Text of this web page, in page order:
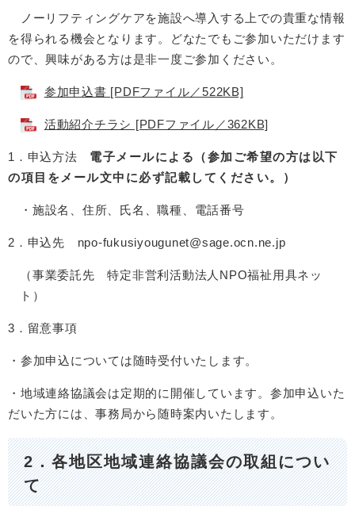
ノーリフティングケアを施設へ導入する上での貴重な情報
を得られる機会となります。どなたでもご参加いただけます
ので、興味がある方は是非一度ご参加ください。
参加申込書 [PDFファイル／522KB]
活動紹介チラシ [PDFファイル／362KB]
1．申込方法 電子メールによる（参加ご希望の方は以下
の項目をメール文中に必ず記載してください。）
・施設名、住所、氏名、職種、電話番号
2．申込先 npo-fukusiyougunet@sage.ocn.ne.jp
（事業委託先 特定非営利活動法人NPO福祉用具ネッ
ト）
3．留意事項
・参加申込については随時受付いたします。
・地域連絡協議会は定期的に開催しています。参加申込いた
だいた方には、事務局から随時案内いたします。
2．各地区地域連絡協議会の取組につい
て